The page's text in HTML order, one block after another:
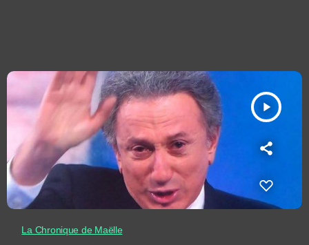
play_arrow
La Chronique de Maëlle